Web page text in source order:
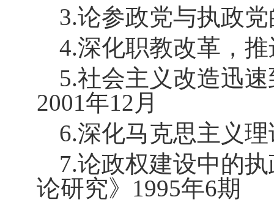
3.论参政党与执政
4.深化职教改革，
5.社会主义改造迅
2001年12 月
6.深化马克思主义
7.论政权建设中的
论研究》 1995年6期